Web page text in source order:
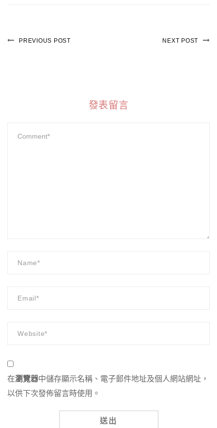
PREVIOUS POST NEXT POST
發表留言
在瀏覽器中儲存顯示名稱、電子郵件地址及個人網站網址，
以供下次發佈留言時使用。